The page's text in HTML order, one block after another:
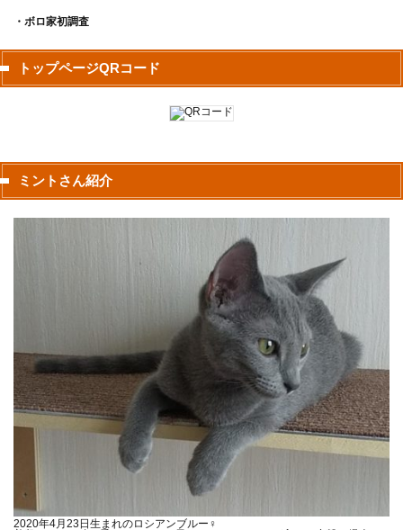
・ボロ家初調査
トップページQRコード
ミントさん紹介
2020年4月23日生まれのロシアンブルー♀